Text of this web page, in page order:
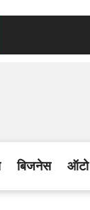
बिजनेस ऑटो